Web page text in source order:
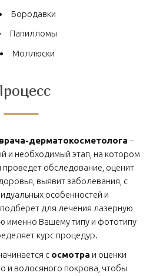
Бородавки
Папилломы
Моллюски
дерматокосметолога –
и необходимый этап, на котором
проведет обследование, оценит
выявит заболевания, с
особенностей и
для лечения лазерную
именно Вашему типу и фототипу
курс процедур.
с осмотра и оценки
и волосяного покрова, чтобы